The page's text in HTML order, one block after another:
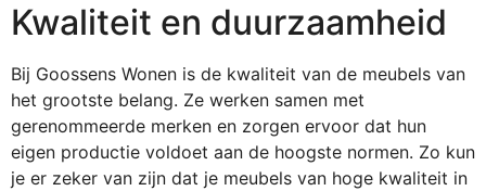
Kwaliteit en duurzaamheid
Bij Goossens Wonen is de kwaliteit van de meubels van
het grootste belang. Ze werken samen met
gerenommeerde merken en zorgen ervoor dat hun
eigen productie voldoet aan de hoogste normen. Zo kun
je er zeker van zijn dat je meubels van hoge kwaliteit in